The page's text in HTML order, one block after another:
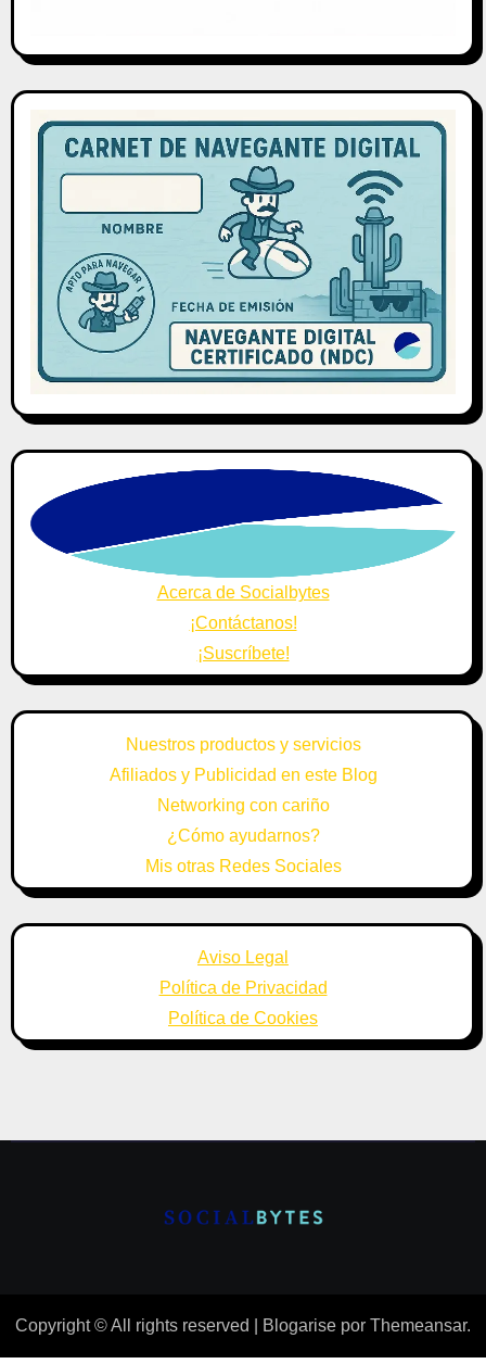
Acerca de Socialbytes
¡Contáctanos!
¡Suscríbete!
Nuestros productos y servicios
Afiliados y Publicidad en este Blog
Networking con cariño
¿Cómo ayudarnos?
Mis otras Redes Sociales
Aviso Legal
Política de Privacidad
Política de Cookies
Copyright © All rights reserved Blogarise por Themeansar.